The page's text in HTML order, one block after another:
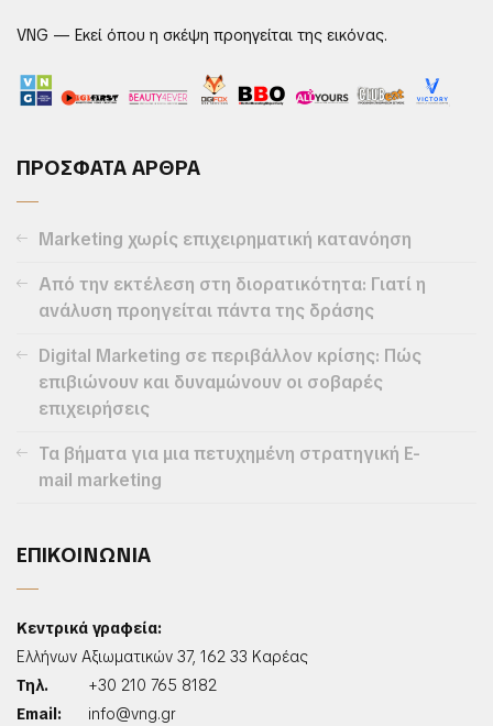
VNG — Εκεί όπου η σκέψη προηγείται της εικόνας.
ΠΡΟΣΦΑΤΑ ΑΡΘΡΑ
Marketing χωρίς επιχειρηματική κατανόηση
Από την εκτέλεση στη διορατικότητα: Γιατί η
ανάλυση προηγείται πάντα της δράσης
Digital Marketing σε περιβάλλον κρίσης: Πώς
επιβιώνουν και δυναμώνουν οι σοβαρές
επιχειρήσεις
Τα βήματα για μια πετυχημένη στρατηγική E-
mail marketing
ΕΠΙΚΟΙΝΩΝΙΑ
Κεντρικά γραφεία:
Ελλήνων Αξιωματικών 37, 162 33 Καρέας
Τηλ.
+30 210 765 8182
Email:
info@vng.gr